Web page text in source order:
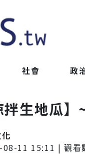
社會 政
生地瓜】
08-11 15:11 | 觀看